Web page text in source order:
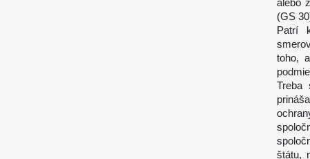
alebo
(GS
Patrí
toho,
Treba
štátu,